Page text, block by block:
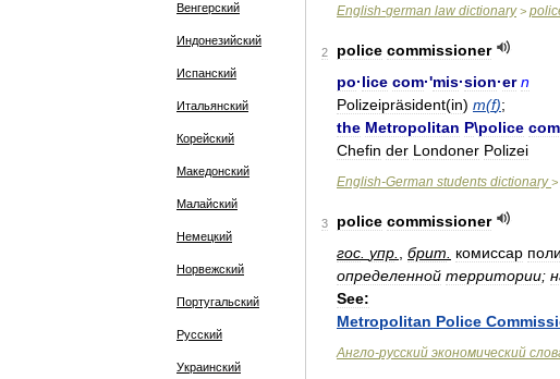
Венгерский
Индонезийский
Испанский
Итальянский
Корейский
Македонский
Малайский
Немецкий
Норвежский
Португальский
Русский
Украинский
English-german law dictionary>
2 police commissioner
po·lice com·'mis·sion·er n
Polizeipräsident(in) m(f);
the Metropolitan P\police
Chefin der Londoner Polizei
English-German students dictionary >
3 police commissioner
гос упр брит комиссар
определенной территории;
See:
Metropolitan Police
Англо-русский экономический